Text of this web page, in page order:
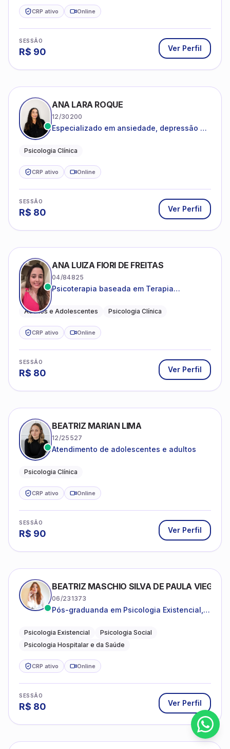
CRP ativo Online
SESSÃO
R$ 90 Ver Perfil
ANA LARA ROQUE
12/30200
Especializado em ansiedade, depressão e
Psicologia Clínica
CRP ativo Online
SESSÃO
R$ 80 Ver Perfil
ANA LUIZA FIORI DE FREITAS
04/84825
Psicoterapia baseada em Terapia
Adultos e Adolescentes Psicologia Clínica
CRP ativo Online
SESSÃO
R$ 80 Ver Perfil
BEATRIZ MARIAN LIMA
12/25527
Atendimento de adolescentes e adultos
Psicologia Clínica
CRP ativo Online
SESSÃO
R$ 90 Ver Perfil
BEATRIZ MASCHIO SILVA DE PAULA VIEGAS
06/231373
Pós-graduanda em Psicologia Existencial,
da Saúde.
Psicologia Existencial
Psicologia Social
Psicologia Hospitalar e da Saúde
CRP ativo Online
SESSÃO
R$ 80 Ver Perfil